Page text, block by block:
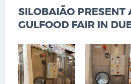
SILOBAIÃO PRESENT
GULFOOD FAIR IN